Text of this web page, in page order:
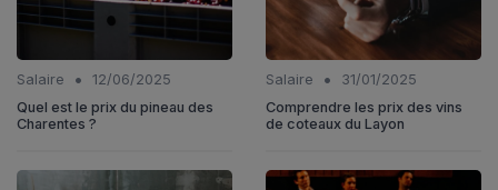
Salaire •
12/06/2025
Quel est le prix du pineau des
Charentes ?
Salaire •
31/01/2025
Comprendre les prix des vins
de coteaux du Layon